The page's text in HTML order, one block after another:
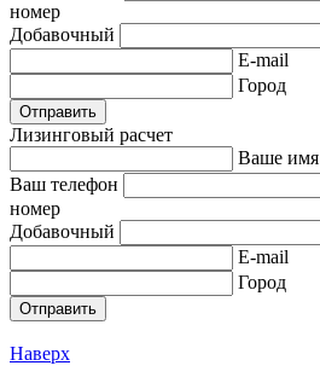
номер
Добавочный
E-mail
Город
Отправить
Лизинговый расчет
Ваше имя
Ваш телефон
номер
Добавочный
E-mail
Город
Отправить
Наверх